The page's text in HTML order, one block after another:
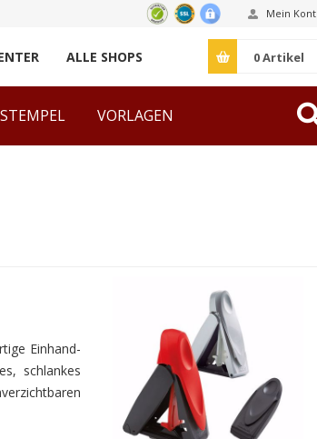
Mein
ALLE SHOPS 0Artikel
VORLAGEN
Einhand-
schlankes